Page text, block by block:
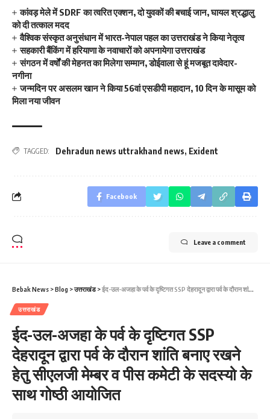
कांवड़ मेले में SDRF का त्वरित एक्शन, दो युवकों की बचाई जान, घायल श्रद्धालु
को दी तत्काल मदद
वैश्विक संस्कृत अनुसंधान में भारत-नेपाल पहल का उत्तराखंड ने किया नेतृत्व
सहकारी बैंकिंग में हरियाणा के नवाचारों को अपनायेगा उत्तराखंड
संगठन में वर्षों की मेहनत का मिलेगा सम्मान, डोईवाला से हूं मजबूत दावेदार-
नगीना
जन्मदिन पर असलम खान ने किया 56वां एसडीपी महादान, 10 दिन के मासूम को
मिला नया जीवन
TAGGED: Dehradun news uttrakhand news, Exident
Facebook
Leave a comment
Bebak News >Blog >उत्तराखंड>ईद-उल-अजहा के पर्व के दृष्टिगत SSP देहरादून द्वारा पर्व के दौरान शांति बनाए रखने हेतु सीएलजी मेम्बर व पीस कमेटी के सदस्यो के साथ गोष्ठी आयोजित
उत्तराखंड
ईद-उल-अजहा के पर्व के दृष्टिगत SSP
देहरादून द्वारा पर्व के दौरान शांति बनाए रखने
हेतु सीएलजी मेम्बर व पीस कमेटी के सदस्यो के
साथ गोष्ठी आयोजित